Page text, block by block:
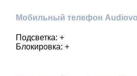
Мобильный телефон
Подсветка: +
Блокировка: +